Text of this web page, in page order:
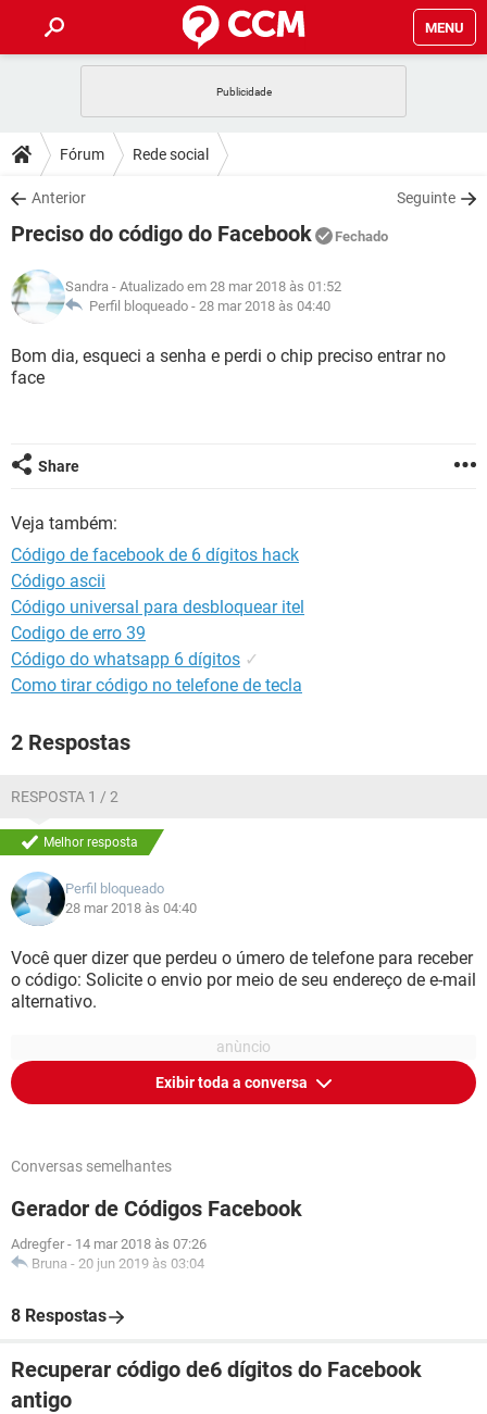
MENU
CELULAR
OUTLOOK
INSTAGRAM GMAIL
GUIA DE COMPRAS
DICAS
JOGOS
INSTAGRAM GMAIL
GUIA DE COMPRAS
DOWNLOADS
JOGOS WHATSAPP
CELULAR
OUTLOOK EXCEL
INSTAGRAM GMAIL
GUIA DE COMPRAS
JOGOS WHATSAPP
CELULAR
OUTLOOK EXCEL
GLOSSÁRIO
JOGOS WHATSAPP
CELULAR
INSTAGRAM
Fórum Rede social
Anterior Seguinte
Preciso do código do Facebook Fechado
Sandra - Atualizado em 28 mar 2018 às 01:52
Perfil bloqueado - 28 mar 2018 às 04:40
Bom dia, esqueci a senha e perdi o chip preciso entrar no
face
Share
Veja também:
Código de facebook de 6 dígitos hack
Código ascii
Código universal para desbloquear itel
Codigo de erro 39
Código do whatsapp 6 dígitos ✓
Como tirar código no telefone de tecla
2 Respostas
RESPOSTA 1 / 2
Melhor resposta
Perfil bloqueado
28 mar 2018 às 04:40
Você quer dizer que perdeu o úmero de telefone para receber
o código: Solicite o envio por meio de seu endereço de e-mail
alternativo.
Exibir toda a conversa
Conversas semelhantes
Gerador de Códigos Facebook
Adregfer - 14 mar 2018 às 07:26
Bruna - 20 jun 2019 às 03:04
8 Respostas
Recuperar código de6 dígitos do Facebook
antigo